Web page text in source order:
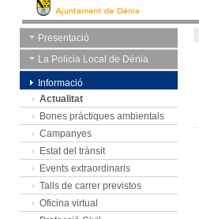
Presentació
La Policia Local de Dénia
Informació
Actualitat
Bones pràctiques ambientals
Campanyes
Estat del trànsit
Events extraordinaris
Talls de carrer previstos
Oficina virtual